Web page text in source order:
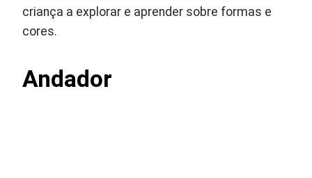
criança a explorar e aprender sobre formas e
cores.
Andador